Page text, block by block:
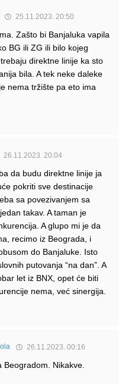
25.11.2023. 20:50
Zašto bi Banjaluka vapila
BG ili ZG ili bilo kojeg
direktne linije ka sto
bila. A tek neke daleke
nema tržište pa eto ima
26.11.2023. 20:04
da budu direktne linije ja
pokriti sve destinacije
sa povezivanjem sa
takav. A taman je
A glupo mi je da
recimo iz Beograda, i
do Banjaluke. Isto
putovanja “na dan”. A
let iz BNX, opet će biti
nema, već sinergija.
26.11.2023. 00:16
Nikakve.